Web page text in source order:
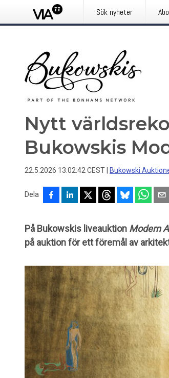
Sök nyheter
Nytt
Bukowskis
22.5.2026 13:02:42 CEST Bukowski
Dela
På Bukowskis liveauktion Modern
på auktion för ett föremål av